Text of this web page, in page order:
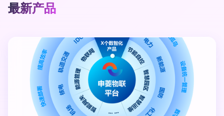
最新产品